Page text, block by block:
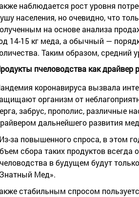
наблюдается рост уровня
населения, но очевидно, что
на основе анализа
14-15 кг меда, а обычный —
Таким образом, средний
пчеловодства как драйвер
коронавируса вызвала
организм от
забрус, прополис, различные
дальнейшего развития
за повышенного спроса, в этом
сбора таких продуктов всегда
в будущем будут
Мед».
стабильным спросом